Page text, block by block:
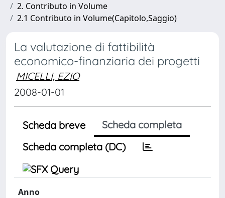
2. Contributo in Volume
2.1 Contributo in Volume(Capitolo,Saggio)
La valutazione di fattibilità
economico-finanziaria dei progetti
MICELLI, EZIO
2008-01-01
Scheda breve
Scheda completa
Scheda completa (DC)
Anno